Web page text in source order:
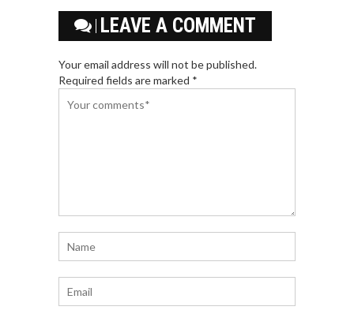
LEAVE A COMMENT
Your email address will not be published.
Required fields are marked *